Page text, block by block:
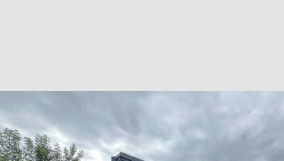
Навигация
Блок-контейнеры